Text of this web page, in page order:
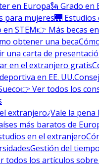
en Europa🗽 Grado en
para mujeres🌉
en STEM👉 Más becas en
obtener una beca
una carta de
en el extranjero gratis
en EE. UU.
👉 Ver todos los
extranjero¿Vale la pena
más baratos de
en el extranjero
Gestión del
todos los artículos